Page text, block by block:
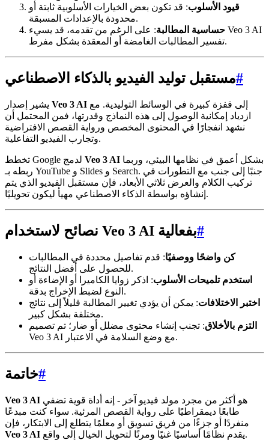
قيود الأسلوب: قد تكون بعض الخيارات الأسلوبية ثابتة أو
محدودة بالإعدادات المسبقة.
حساسية المطالبة: على الرغم من تقدمه، قد يسيء Veo 3 AI
تفسير المطالبات الغامضة أو المعقدة بشكل مفرط.
مستقبل توليد الفيديو بالذكاء الاصطناعي#
Veo 3 AI
ازدياد إمكانية الوصول إلى هذه النماذج وقدرتها، فمن المحتمل أن
نشهد انفجارًا في المحتوى المخصص ورواية القصص الافتراضية
وتجارب الفيديو التفاعلية.
Veo 3 AI
ربطه بـ YouTube و Slides و Search. جنبًا إلى جنب مع التطورات في
تركيب الكلام والعرض ثلاثي الأبعاد، فإن مستقبل الفيديو الذي يتم
إنشاؤه بواسطة الذكاء الاصطناعي مهيأ ليكون تحويليًا.
نصائح لاستخدام Veo 3 AI بفعالية#
كن واضحًا ووصفيًا: قدم تفاصيل محددة في المطالبات
للحصول على أفضل النتائج.
استخدم تلميحات الأسلوب: اذكر زوايا الكاميرا أو الإضاءة أو
النوع لضبط الإخراج بدقة.
اختبر الاختلافات: يمكن أن يؤدي تغيير المطالبة قليلاً إلى نتائج
مختلفة بشكل كبير.
التزم بالأخلاق: تجنب إنشاء محتوى مضلل أو ضار؛ تم تصميم
Veo 3 AI مع وضع السلامة في الاعتبار.
خاتمة#
Veo 3 AI
طابعًا ديمقراطيًا على رواية القصص المرئية. سواء كنت مبدعًا
منفردًا أو جزءًا من فريق تسويق أو معلمًا يتطلع إلى الابتكار، فإن
Veo 3 AI
يقدم نظامًا أساسيًا غنيًا ومرنًا لتحويل الخيال إلى واقع.